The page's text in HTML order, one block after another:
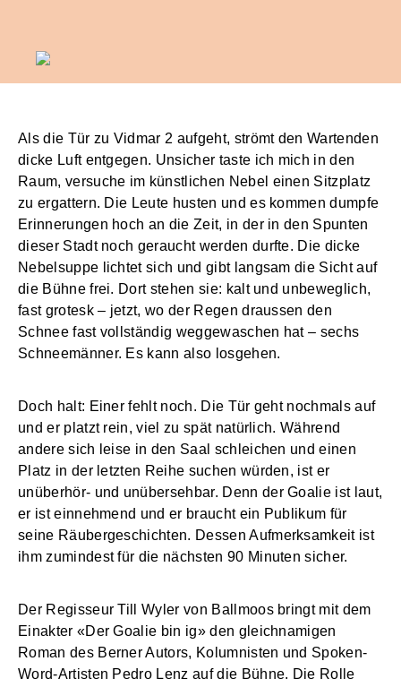
Als die Tür zu Vidmar 2 aufgeht, strömt den Wartenden
dicke Luft entgegen. Unsicher taste ich mich in den
Raum, versuche im künstlichen Nebel einen Sitzplatz
zu ergattern. Die Leute husten und es kommen dumpfe
Erinnerungen hoch an die Zeit, in der in den Spunten
dieser Stadt noch geraucht werden durfte. Die dicke
Nebelsuppe lichtet sich und gibt langsam die Sicht auf
die Bühne frei. Dort stehen sie: kalt und unbeweglich,
fast grotesk – jetzt, wo der Regen draussen den
Schnee fast vollständig weggewaschen hat – sechs
Schneemänner. Es kann also losgehen.
Doch halt: Einer fehlt noch. Die Tür geht nochmals auf
und er platzt rein, viel zu spät natürlich. Während
andere sich leise in den Saal schleichen und einen
Platz in der letzten Reihe suchen würden, ist er
unüberhör- und unübersehbar. Denn der Goalie ist laut,
er ist einnehmend und er braucht ein Publikum für
seine Räubergeschichten. Dessen Aufmerksamkeit ist
ihm zumindest für die nächsten 90 Minuten sicher.
Der Regisseur Till Wyler von Ballmoos bringt mit dem
Einakter «Der Goalie bin ig» den gleichnamigen
Roman des Berner Autors, Kolumnisten und Spoken-
Word-Artisten Pedro Lenz auf die Bühne. Die Rolle